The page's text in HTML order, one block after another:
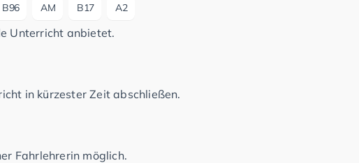
B96 AM B17 A2
Unterricht anbietet.
in kürzester Zeit abschließen.
Fahrlehrerin möglich.